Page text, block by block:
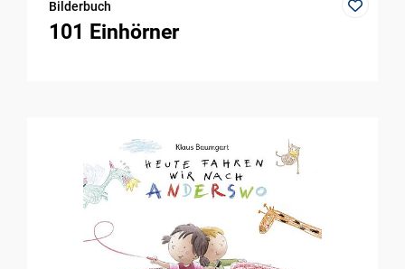
Bilderbuch
101 Einhörner